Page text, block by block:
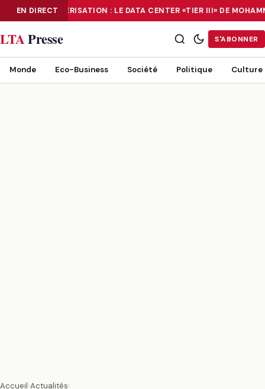
EN DIRECTNUMÉRISATION : LE DATA CENTER «TIER III» DE
NUMÉRISATION : LE DATA CENTER «TIER III» DE MOHAMMADIA, UN
LTAPresse S'ABONNER
Monde Eco-Business Société Politique Culture
Accueil›Actualités›